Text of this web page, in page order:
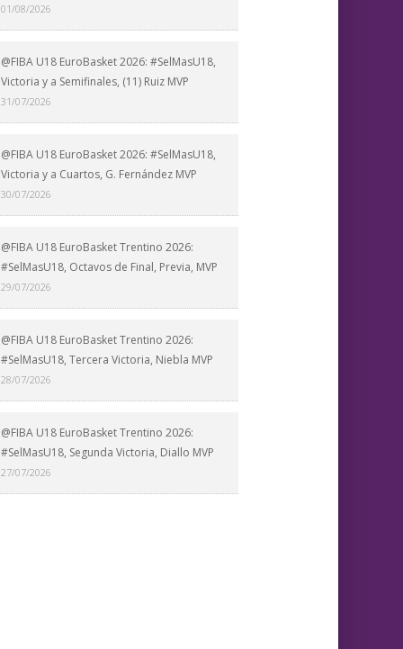
01/08/2026
@FIBA U18 EuroBasket 2026: #SelMasU18,
Victoria y a Semifinales, (11) Ruiz MVP
31/07/2026
@FIBA U18 EuroBasket 2026: #SelMasU18,
Victoria y a Cuartos, G. Fernández MVP
30/07/2026
@FIBA U18 EuroBasket Trentino 2026:
#SelMasU18, Octavos de Final, Previa, MVP
29/07/2026
@FIBA U18 EuroBasket Trentino 2026:
#SelMasU18, Tercera Victoria, Niebla MVP
28/07/2026
@FIBA U18 EuroBasket Trentino 2026:
#SelMasU18, Segunda Victoria, Diallo MVP
27/07/2026